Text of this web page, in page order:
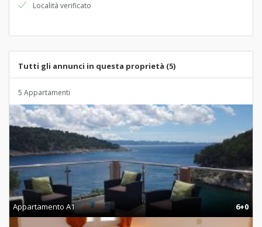
Località verificato
Tutti gli annunci in questa proprietà (5)
5 Appartamenti
Appartamento A1 6+0